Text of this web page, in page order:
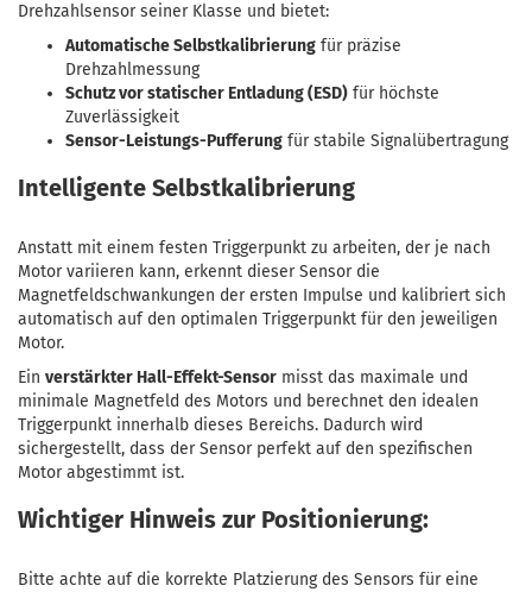
Drehzahlsensor seiner Klasse und bietet:
Automatische Selbstkalibrierung für präzise
Drehzahlmessung
Schutz vor statischer Entladung (ESD) für höchste
Zuverlässigkeit
Sensor-Leistungs-Pufferung für stabile Signalübertragung
Intelligente Selbstkalibrierung
Anstatt mit einem festen Triggerpunkt zu arbeiten, der je nach
Motor variieren kann, erkennt dieser Sensor die
Magnetfeldschwankungen der ersten Impulse und kalibriert sich
automatisch auf den optimalen Triggerpunkt für den jeweiligen
Motor.
Ein verstärkter Hall-Effekt-Sensor misst das maximale und
minimale Magnetfeld des Motors und berechnet den idealen
Triggerpunkt innerhalb dieses Bereichs. Dadurch wird
sichergestellt, dass der Sensor perfekt auf den spezifischen
Motor abgestimmt ist.
Wichtiger Hinweis zur Positionierung:
Bitte achte auf die korrekte Platzierung des Sensors für eine